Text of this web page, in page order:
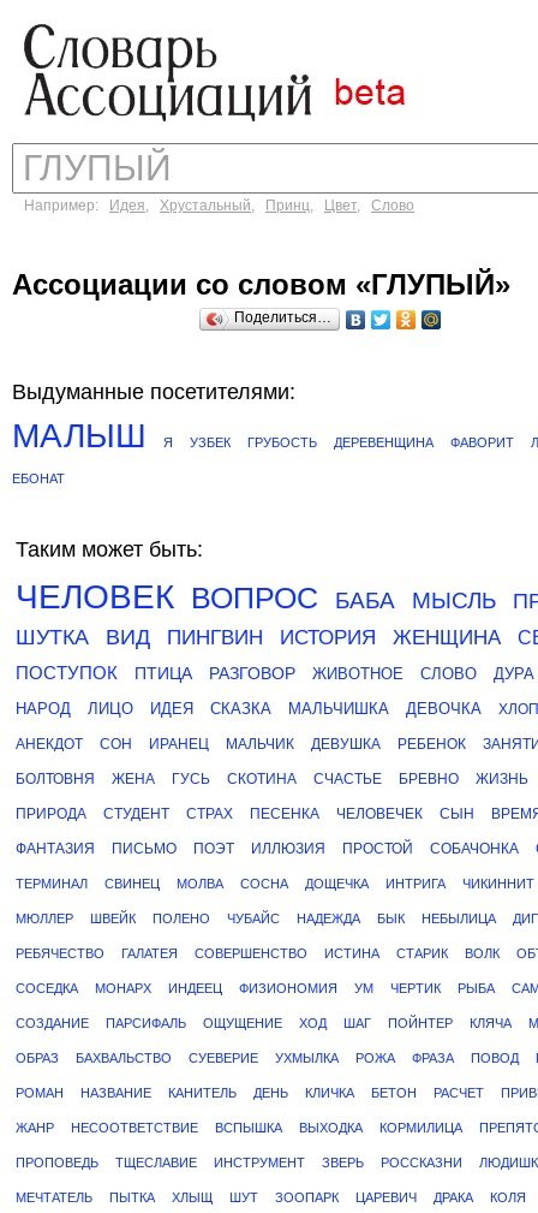
Например: Идея, Хрустальный, Принц, Цвет, Слово
Ассоциации со словом «ГЛУПЫЙ»
Поделиться…
Выдуманные посетителями:
МАЛЫШ Я УЗБЕК ГРУБОСТЬ ДЕРЕВЕНЩИНА ФАВОРИТ
ЕБОНАТ
Таким может быть:
ЧЕЛОВЕК ВОПРОС БАБА МЫСЛЬ
ШУТКА
ВИД ПИНГВИН ИСТОРИЯ ЖЕНЩИНА
ПОСТУПОК
ПТИЦА РАЗГОВОР ЖИВОТНОЕ СЛОВО
ДУРА
НАРОД
ЛИЦО ИДЕЯ СКАЗКА МАЛЬЧИШКА ДЕВОЧКА
АНЕКДОТ СОН ИРАНЕЦ МАЛЬЧИК ДЕВУШКА РЕБЕНОК
БОЛТОВНЯ ЖЕНА ГУСЬ СКОТИНА СЧАСТЬЕ БРЕВНО ЖИЗНЬ
ПРИРОДА СТУДЕНТ СТРАХ ПЕСЕНКА ЧЕЛОВЕЧЕК СЫН
ФАНТАЗИЯ ПИСЬМО ПОЭТ ИЛЛЮЗИЯ ПРОСТОЙ СОБАЧОНКА
ТЕРМИНАЛ СВИНЕЦ МОЛВА СОСНА ДОЩЕЧКА ИНТРИГА ЧИКИННИТ
МЮЛЛЕР ШВЕЙК ПОЛЕНО ЧУБАЙС НАДЕЖДА БЫК НЕБЫЛИЦА
РЕБЯЧЕСТВО ГАЛАТЕЯ СОВЕРШЕНСТВО ИСТИНА СТАРИК ВОЛК
СОСЕДКА МОНАРХ ИНДЕЕЦ ФИЗИОНОМИЯ УМ ЧЕРТИК РЫБА
СОЗДАНИЕ ПАРСИФАЛЬ ОЩУЩЕНИЕ ХОД ШАГ ПОЙНТЕР КЛЯЧА
ОБРАЗ БАХВАЛЬСТВО СУЕВЕРИЕ УХМЫЛКА РОЖА ФРАЗА ПОВОД
РОМАН НАЗВАНИЕ КАНИТЕЛЬ ДЕНЬ КЛИЧКА БЕТОН РАСЧЕТ
ЖАНР НЕСООТВЕТСТВИЕ ВСПЫШКА ВЫХОДКА КОРМИЛИЦА
ПРОПОВЕДЬ ТЩЕСЛАВИЕ ИНСТРУМЕНТ ЗВЕРЬ РОССКАЗНИ
МЕЧТАТЕЛЬ ПЫТКА ХЛЫЩ ШУТ ЗООПАРК ЦАРЕВИЧ ДРАКА КОЛЯ